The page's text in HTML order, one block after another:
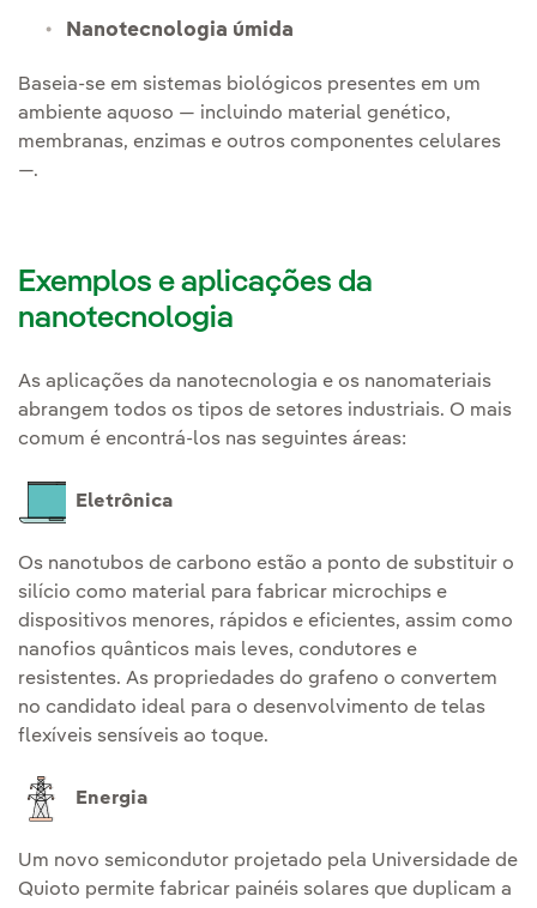
Nanotecnologia úmida
Baseia-se em sistemas biológicos presentes em um
ambiente aquoso — incluindo material genético,
membranas, enzimas e outros componentes celulares
—.
Exemplos e aplicações da
nanotecnologia
As aplicações da nanotecnologia e os nanomateriais
abrangem todos os tipos de setores industriais. O mais
comum é encontrá-los nas seguintes áreas:
Eletrônica
Os nanotubos de carbono estão a ponto de substituir o
silício como material para fabricar microchips e
dispositivos menores, rápidos e eficientes, assim como
nanofios quânticos mais leves, condutores e
resistentes. As propriedades do grafeno o convertem
no candidato ideal para o desenvolvimento de telas
flexíveis sensíveis ao toque.
Energia
Um novo semicondutor projetado pela Universidade de
Quioto permite fabricar painéis solares que duplicam a